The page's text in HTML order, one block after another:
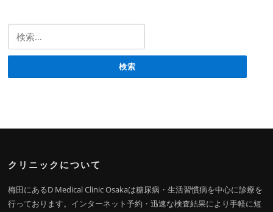
検索:
クリニックについて
梅田にあるD Medical Clinic Osakaは糖尿病・生活習慣病を中心に診療を
行っております。インターネット予約・迅速な検査結果により手軽に短